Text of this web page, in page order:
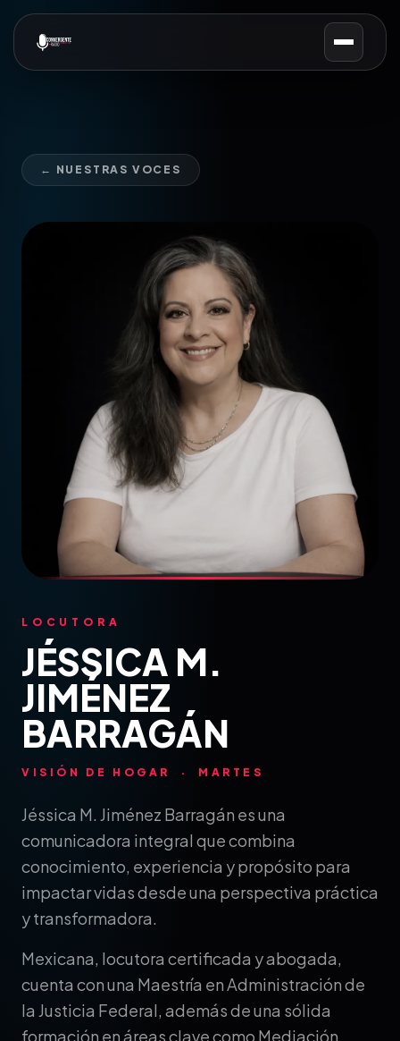
← NUESTRAS VOCES
LOCUTORA
JÉSSICA M.
JIMÉNEZ
BARRAGÁN
VISIÓN DE HOGAR · MARTES
Jéssica M. Jiménez Barragán es una
comunicadora integral que combina
conocimiento, experiencia y propósito para
impactar vidas desde una perspectiva práctica
y transformadora.
Mexicana, locutora certificada y abogada,
cuenta con una Maestría en Administración de
la Justicia Federal, además de una sólida
formación en áreas clave como Mediación